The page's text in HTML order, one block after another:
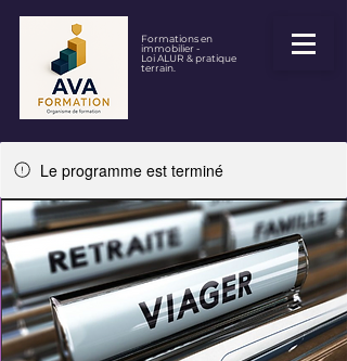
Formations en
immobilier -
Loi ALUR & pratique
terrain.
Le programme est terminé